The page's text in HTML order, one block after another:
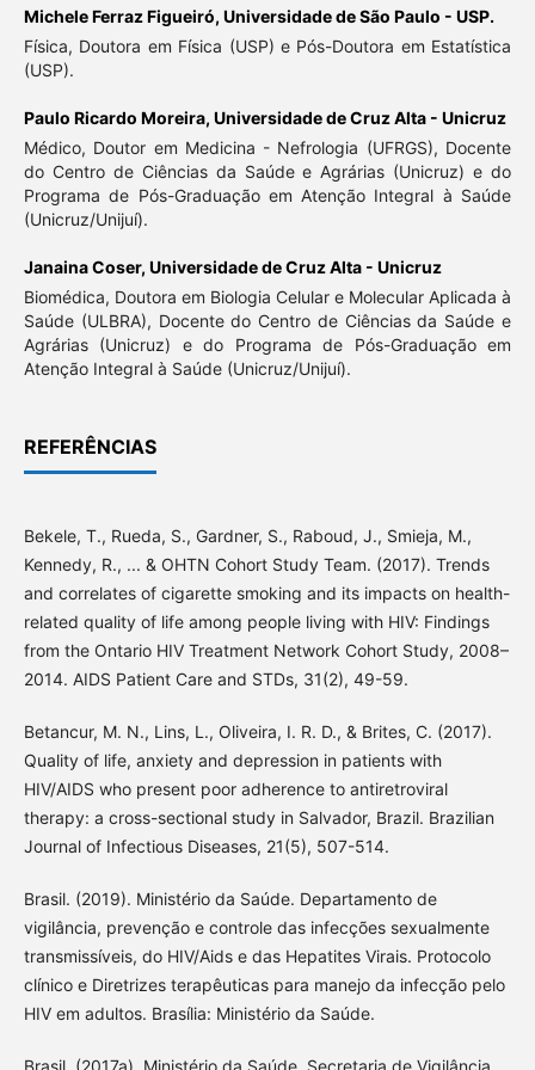
Michele Ferraz Figueiró, Universidade de São Paulo - USP.
Física, Doutora em Física (USP) e Pós-Doutora em Estatística
(USP).
Paulo Ricardo Moreira, Universidade de Cruz Alta - Unicruz
Médico, Doutor em Medicina - Nefrologia (UFRGS), Docente
do Centro de Ciências da Saúde e Agrárias (Unicruz) e do
Programa de Pós-Graduação em Atenção Integral à Saúde
(Unicruz/Unijuí).
Janaina Coser, Universidade de Cruz Alta - Unicruz
Biomédica, Doutora em Biologia Celular e Molecular Aplicada à
Saúde (ULBRA), Docente do Centro de Ciências da Saúde e
Agrárias (Unicruz) e do Programa de Pós-Graduação em
Atenção Integral à Saúde (Unicruz/Unijuí).
REFERÊNCIAS
Bekele, T., Rueda, S., Gardner, S., Raboud, J., Smieja, M.,
Kennedy, R., ... & OHTN Cohort Study Team. (2017). Trends
and correlates of cigarette smoking and its impacts on health-
related quality of life among people living with HIV: Findings
from the Ontario HIV Treatment Network Cohort Study, 2008–
2014. AIDS Patient Care and STDs, 31(2), 49-59.
Betancur, M. N., Lins, L., Oliveira, I. R. D., & Brites, C. (2017).
Quality of life, anxiety and depression in patients with
HIV/AIDS who present poor adherence to antiretroviral
therapy: a cross-sectional study in Salvador, Brazil. Brazilian
Journal of Infectious Diseases, 21(5), 507-514.
Brasil. (2019). Ministério da Saúde. Departamento de
vigilância, prevenção e controle das infecções sexualmente
transmissíveis, do HIV/Aids e das Hepatites Virais. Protocolo
clínico e Diretrizes terapêuticas para manejo da infecção pelo
HIV em adultos. Brasília: Ministério da Saúde.
Brasil. (2017a). Ministério da Saúde. Secretaria de Vigilância